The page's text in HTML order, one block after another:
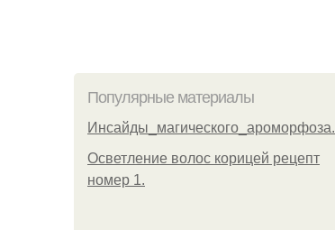
Популярные материалы
Инсайды_магического_ароморфоза.
Осветление волос корицей рецепт
номер 1.